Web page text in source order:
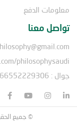
معلومات الدفع
تواصل معنا
philosophysaudi/
جوال : 966552229306+
© جميع